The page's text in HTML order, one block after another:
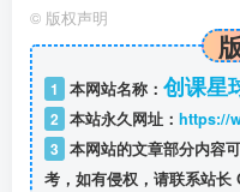
© 版权声明
1 本网站名称： 创课星
2 本站永久网址： https://
3 本网站的文章部分内容
考，如有侵权，请联系站长